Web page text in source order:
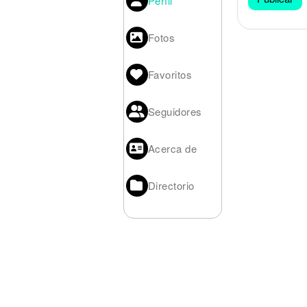
Fotos
Favoritos
Seguidores
Acerca de
Directorio